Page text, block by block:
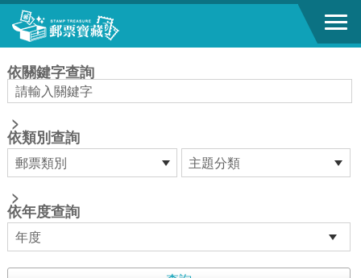
跳到主要內容區塊
依關鍵字查詢
>
依類別查詢
>
依年度查詢